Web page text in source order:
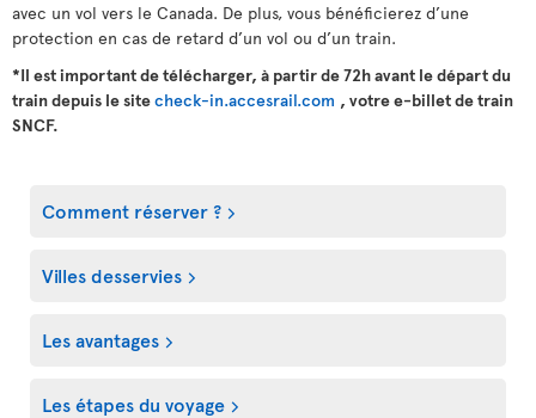
avec un vol vers le Canada. De plus, vous bénéficierez d’une
protection en cas de retard d’un vol ou d’un train.
*Il est important de télécharger, à partir de 72h avant le départ du
train depuis le sitecheck-in.accesrail.com , votre e-billet de train
SNCF.
Comment réserver ?
Villes desservies
Les avantages
Les étapes du voyage